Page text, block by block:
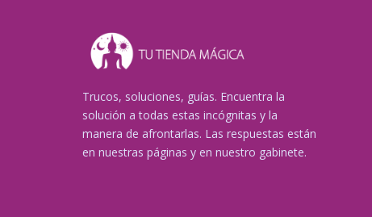
Trucos, soluciones, guías. Encuentra la
solución a todas estas incógnitas y la
manera de afrontarlas. Las respuestas están
en nuestras páginas y en nuestro gabinete.